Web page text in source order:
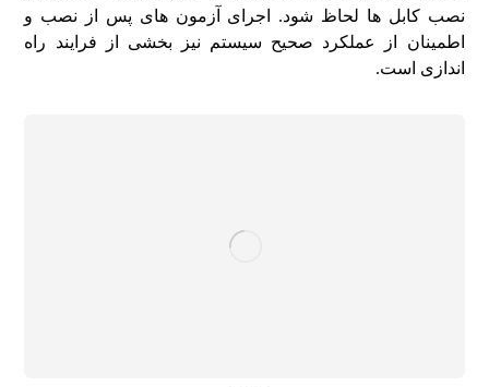
نصب کابل‌ ها لحاظ شود. اجرای آزمون‌ های پس از نصب و
اطمینان از عملکرد صحیح سیستم نیز بخشی از فرایند راه‌
اندازی است.